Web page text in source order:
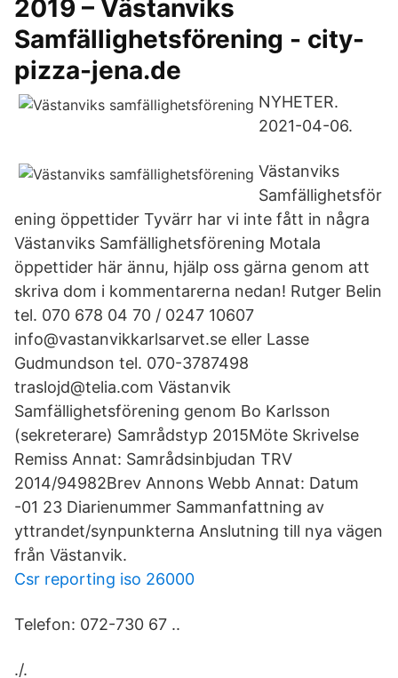
2019 – Västanviks
Samfällighetsförening - city-
pizza-jena.de
NYHETER.
2021-04-06.
Västanviks
Samfällighetsför
ening öppettider Tyvärr har vi inte fått in några
Västanviks Samfällighetsförening Motala
öppettider här ännu, hjälp oss gärna genom att
skriva dom i kommentarerna nedan! Rutger Belin
tel. 070 678 04 70 / 0247 10607
info@vastanvikkarlsarvet.se eller Lasse
Gudmundson tel. 070-3787498
traslojd@telia.com Västanvik
Samfällighetsförening genom Bo Karlsson
(sekreterare) Samrådstyp 2015Möte Skrivelse
Remiss Annat: Samrådsinbjudan TRV
2014/94982Brev Annons Webb Annat: Datum
-01 23 Diarienummer Sammanfattning av
yttrandet/synpunkterna Anslutning till nya vägen
från Västanvik.
Csr reporting iso 26000
Telefon: 072-730 67 ..
./.